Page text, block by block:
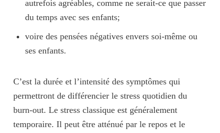
autrefois agréables, comme ne serait-ce que passer
du temps avec ses enfants;
voire des pensées négatives envers soi-même ou
ses enfants.
C’est la durée et l’intensité des symptômes qui
permettront de différencier le stress quotidien du
burn-out. Le stress classique est généralement
temporaire. Il peut être atténué par le repos et le